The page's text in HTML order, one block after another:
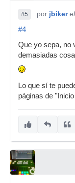
#5 por jbiker
#4
Que yo sepa, no
demasiadas
Lo que sí te
páginas de